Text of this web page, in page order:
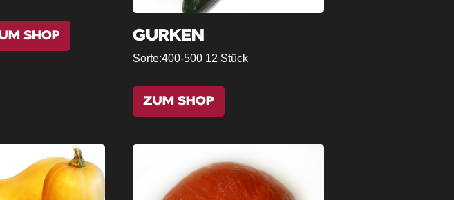
SHOP GURKEN
Sorte:400-500 12 Stück
ZUM SHOP